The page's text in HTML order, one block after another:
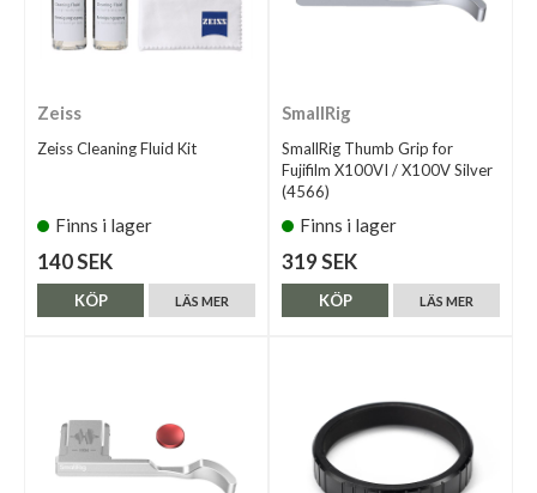
Zeiss
Zeiss Cleaning Fluid Kit
Finns i lager
140 SEK
LÄS MER
KÖP
SmallRig
SmallRig Thumb Grip for
Fujifilm X100VI / X100V Silver
(4566)
Finns i lager
319 SEK
LÄS MER
KÖP